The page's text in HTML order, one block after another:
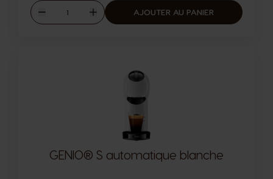
Diminuer
Quantité
Augmenter
AJOUTER AU PANIER
GENIO® S automatique blanche